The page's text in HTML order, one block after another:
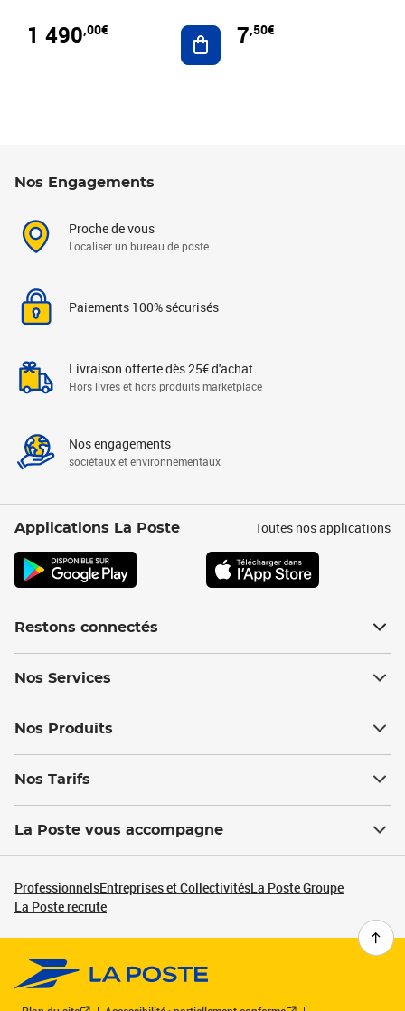
1 490,00€ Ajouter au panier
7,50€
Nos Engagements
Proche de vous
Localiser un bureau de poste
Paiements 100% sécurisés
Livraison offerte dès 25€ d'achat
Hors livres et hors produits marketplace
Nos engagements
sociétaux et environnementaux
Applications La Poste Toutes nos applications
Restons connectés
Nos Services
Nos Produits
Nos Tarifs
La Poste vous accompagne
ProfessionnelsEntreprises et CollectivitésLa Poste Groupe
La Poste recrute